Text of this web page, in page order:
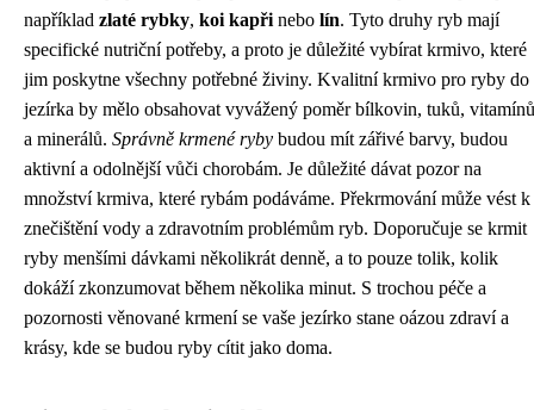
například zlaté rybky, koi kapři nebo lín. Tyto druhy ryb mají
specifické nutriční potřeby, a proto je důležité vybírat krmivo, které
jim poskytne všechny potřebné živiny. Kvalitní krmivo pro ryby do
jezírka by mělo obsahovat vyvážený poměr bílkovin, tuků, vitamínů
a minerálů. Správně krmené ryby budou mít zářivé barvy, budou
aktivní a odolnější vůči chorobám. Je důležité dávat pozor na
množství krmiva, které rybám podáváme. Překrmování může vést k
znečištění vody a zdravotním problémům ryb. Doporučuje se krmit
ryby menšími dávkami několikrát denně, a to pouze tolik, kolik
dokáží zkonzumovat během několika minut. S trochou péče a
pozornosti věnované krmení se vaše jezírko stane oázou zdraví a
krásy, kde se budou ryby cítit jako doma.